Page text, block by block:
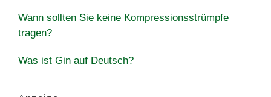
Wann sollten Sie keine Kompressionsstrümpfe
tragen?
Was ist Gin auf Deutsch?